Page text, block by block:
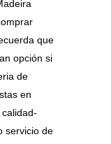
que
opción si
de
en
servicio de